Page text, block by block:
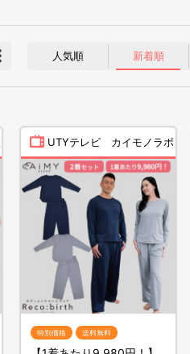
人気順 新着順
UTYテレビ カイモノラボ
特別価格 送料無料